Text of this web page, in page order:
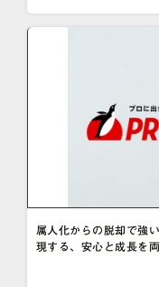
属人化からの脱却で強
現する、安心と成長を